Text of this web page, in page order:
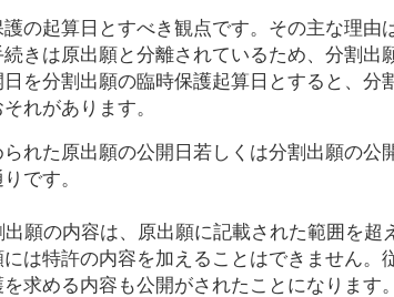
の起算日とすべき観点です。その主な理由
きは原出願と分離されているため、分割出
を分割出願の臨時保護起算日とすると、分
れがあります。
れた原出願の公開日若しくは分割出願の公
です。
願の内容は、原出願に記載された範囲を超
は特許の内容を加えることはできません。
求める内容も公開がされたことになります